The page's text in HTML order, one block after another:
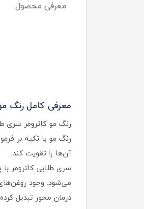
معرفی محصول
معرفی کامل رنگ
رنگ مو کاترومر سری
رنگ مو با تکیه بر
آن‌ها را تقویت کند.
سری طلایی کاترومر
درمان محور تبدیل